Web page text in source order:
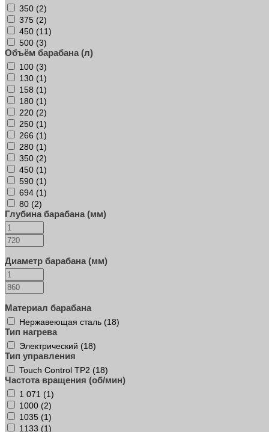
350 (2)
375 (2)
450 (11)
500 (3)
Объём барабана (л)
100 (3)
130 (1)
158 (1)
180 (1)
220 (2)
250 (1)
266 (1)
280 (1)
350 (2)
450 (1)
590 (1)
694 (1)
80 (2)
Глубина барабана (мм)
Диаметр барабана (мм)
Материал барабана
Нержавеющая сталь (18)
Тип нагрева
Электрический (18)
Тип управления
Touch Control TP2 (18)
Частота вращения (об/мин)
1 071 (1)
1000 (2)
1035 (1)
1133 (1)